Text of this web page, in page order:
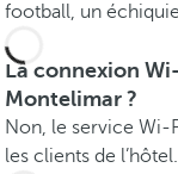
football, un
La connexion
Montelimar ?
Non, le service Wi-
les clients de l’hôtel.